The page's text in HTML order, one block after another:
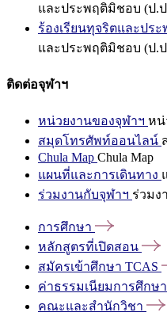
และประพฤติมิชอบ (ป.
ร้องเรียนทุจริตและปร
และประพฤติมิชอบ (ป.
ติดต่อจุฬาฯ
หน่วยงานของจุฬาฯ หน่
สมุดโทรศัพท์ออนไลน์
Chula Map Chula Map
แผนที่และการเดินทาง
ร่วมงานกับจุฬาฯ ร่วมง
การศึกษา
หลักสูตรที่เปิดสอน
สมัครเข้าศึกษา TCAS
ค่าธรรมเนียมการศึกษา
คณะและสำนักวิชา